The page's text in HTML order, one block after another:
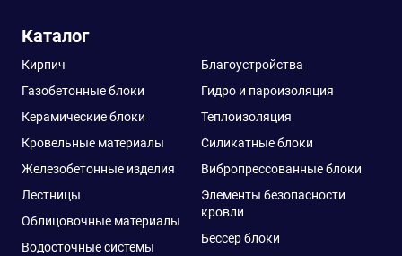
Каталог
Кирпич
Газобетонные блоки
Керамические блоки
Кровельные материалы
Железобетонные изделия
Лестницы
Облицовочные материалы
Водосточные системы
Благоустройства
Гидро и пароизоляция
Теплоизоляция
Силикатные блоки
Вибропрессованные блоки
Элементы безопасности
кровли
Бессер блоки